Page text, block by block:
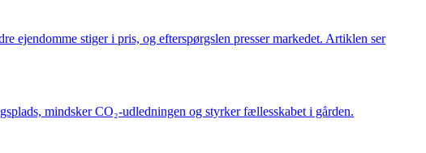
ejendomme stiger i pris, og efterspørgslen presser markedet. Artiklen ser
mindsker CO₂-udledningen og styrker fællesskabet i gården.